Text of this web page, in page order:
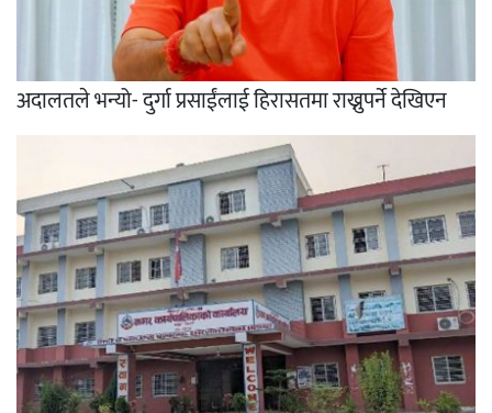
अदालतले भन्यो- दुर्गा प्रसाईंलाई हिरासतमा राख्नुपर्ने देखिएन